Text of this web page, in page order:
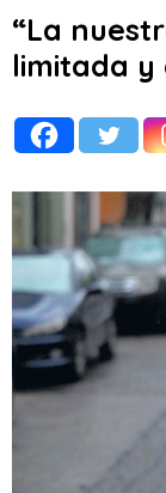
“La
limitada y